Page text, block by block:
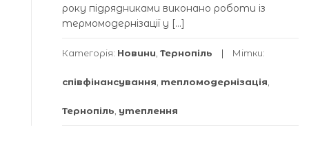
року підрядниками виконано роботи із
термомодернізації у […]
Категорія: Новини Тернопіль Мітки:
співфінансування тепломодернізація
Тернопіль утеплення